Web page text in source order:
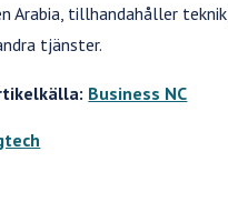
Arabia, tillhandahåller teknik,
tjänster.
Business NC